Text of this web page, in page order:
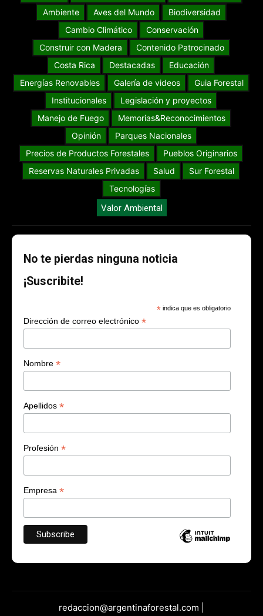
Ambiente
Aves del Mundo
Biodiversidad
Cambio Climático
Conservación
Construir con Madera
Contenido Patrocinado
Costa Rica
Destacadas
Educación
Energías Renovables
Galería de videos
Guia Forestal
Institucionales
Legislación y proyectos
Manejo de Fuego
Memorias&Reconocimientos
Opinión
Parques Nacionales
Precios de Productos Forestales
Pueblos Originarios
Reservas Naturales Privadas
Salud
Sur Forestal
Tecnologías
Valor Ambiental
No te pierdas ninguna noticia
¡Suscribite!
* indica que es obligatorio
Dirección de correo electrónico *
Nombre *
Apellidos *
Profesión *
Empresa *
redaccion@argentinaforestal.com |